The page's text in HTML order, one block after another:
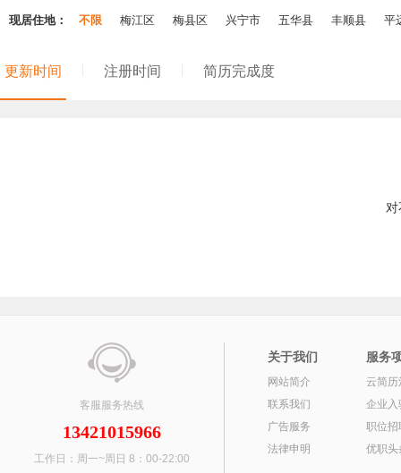
现居住地： 不限 梅江区 梅县区 兴宁市 五华县 丰顺县 平
更新时间 注册时间 简历完成度
客服服务热线
13421015966
工作日：周一~周日 8：00-22:00
关于我们
网站简介
联系我们
广告服务
法律申明
服务
云简历
企业入
职位招
优职头